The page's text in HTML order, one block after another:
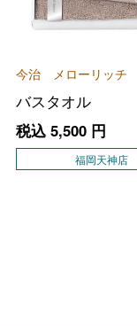
今治 メローリッチ
バスタオル
税込 5,500円
福岡天神店